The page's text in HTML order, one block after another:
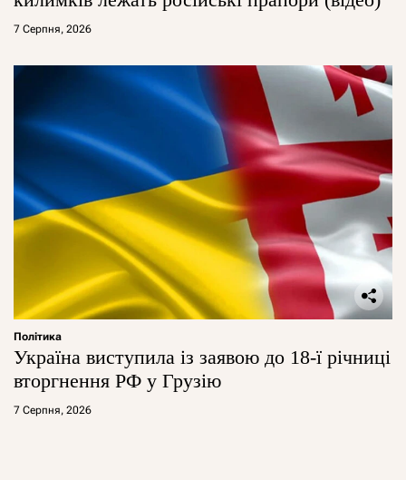
7 Серпня, 2026
Політика
Україна виступила із заявою до 18-ї річниці
вторгнення РФ у Грузію
7 Серпня, 2026